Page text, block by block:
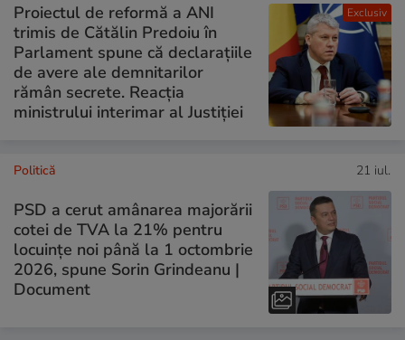
Exclusiv
Proiectul de reformă a ANI
trimis de Cătălin Predoiu în
Parlament spune că declarațiile
de avere ale demnitarilor
rămân secrete. Reacția
ministrului interimar al Justiției
Politică 21 iul.
PSD a cerut amânarea majorării
cotei de TVA la 21% pentru
locuințe noi până la 1 octombrie
2026, spune Sorin Grindeanu |
Document